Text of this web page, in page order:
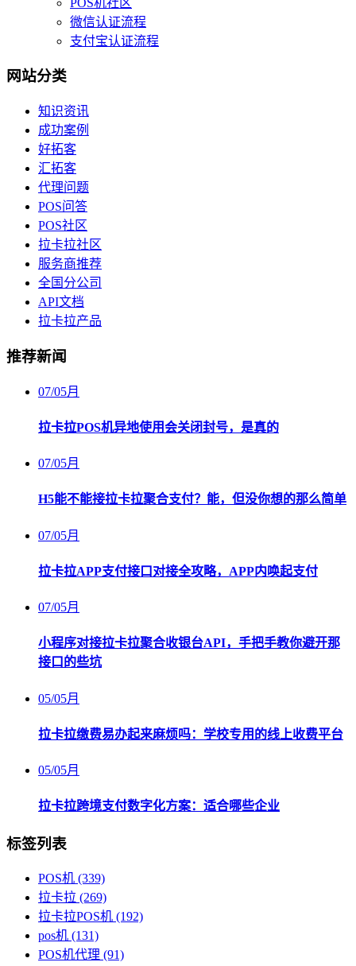
微信认证流程
支付宝认证流程
网站分类
知识资讯
成功案例
好拓客
汇拓客
代理问题
POS问答
POS社区
拉卡拉社区
服务商推荐
全国分公司
API文档
拉卡拉产品
推荐新闻
07/05月
拉卡拉POS机异地使用会关闭封号，是真的
07/05月
H5能不能接拉卡拉聚合支付？能，但没你想的那么简单
07/05月
拉卡拉APP支付接口对接全攻略，APP内唤起支付
07/05月
小程序对接拉卡拉聚合收银台API，手把手教你避开那
接口的些坑
05/05月
拉卡拉缴费易办起来麻烦吗：学校专用的线上收费平台
05/05月
拉卡拉跨境支付数字化方案：适合哪些企业
标签列表
POS机 (339)
拉卡拉 (269)
拉卡拉POS机 (192)
pos机 (131)
POS机代理 (91)